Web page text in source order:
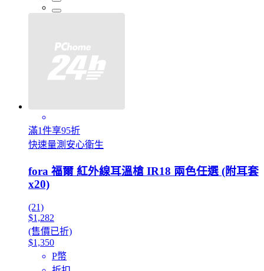
滿1件享95折
快速量測安心衛生
fora 福爾 紅外線耳溫槍 IR18 兩色任選 (附耳套
x20)
(21)
$1,282
(售價已折)
$1,350
P幣